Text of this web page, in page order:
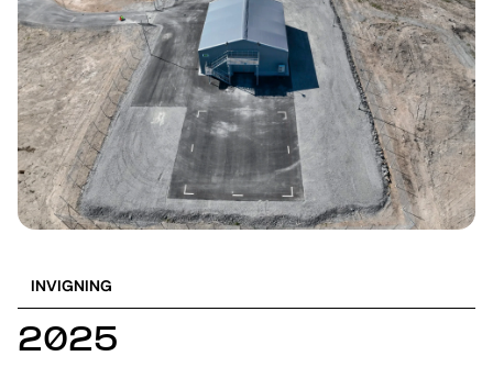
INVIGNING
2025